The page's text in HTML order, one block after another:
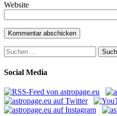
Website
Suchen
nach:
Social Media